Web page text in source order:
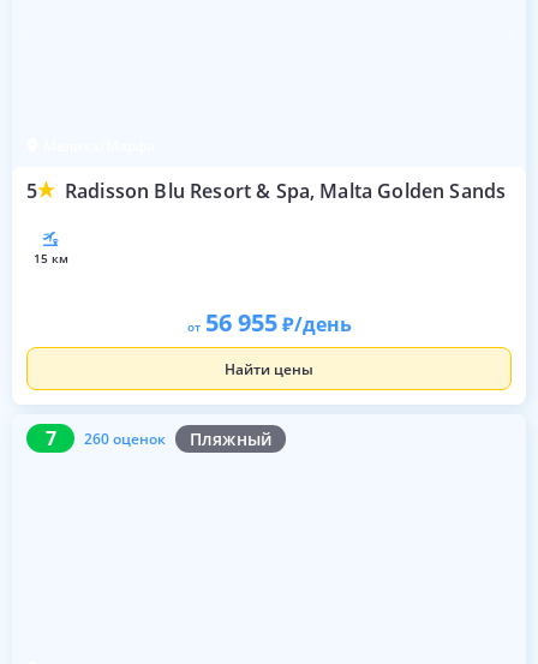
5 Radisson Blu Resort & Spa, Malta Golden Sands
15 км
от 56 955 /день
Найти цены
7 260 оценок Пляжный
7 260 оценок